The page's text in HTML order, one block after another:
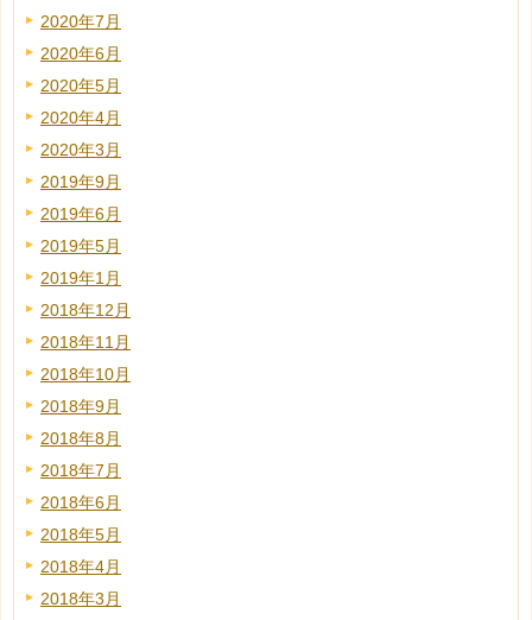
2020年7月
2020年6月
2020年5月
2020年4月
2020年3月
2019年9月
2019年6月
2019年5月
2019年1月
2018年12月
2018年11月
2018年10月
2018年9月
2018年8月
2018年7月
2018年6月
2018年5月
2018年4月
2018年3月